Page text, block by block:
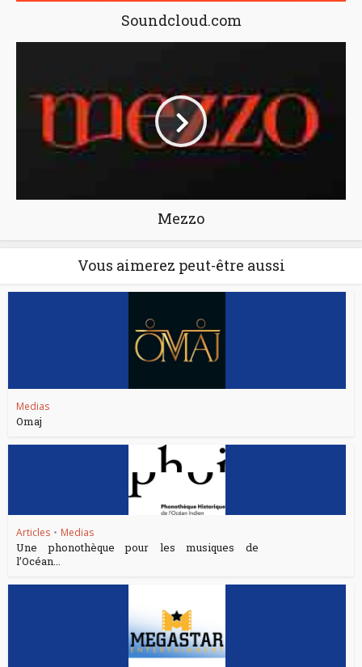
Soundcloud.com
Mezzo
Vous aimerez peut-être aussi
Medias
Omaj
Articles • Medias
Une phonothèque pour les musiques de
l’Océan...